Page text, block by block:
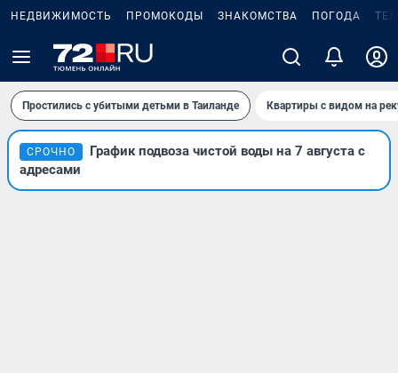
НЕДВИЖИМОСТЬ ПРОМОКОДЫ ЗНАКОМСТВА ПОГОДА
Простились с убитыми детьми в Таиланде Квартиры с видом на
СРОЧНО
График подвоза чистой воды на 7 августа с
адресами